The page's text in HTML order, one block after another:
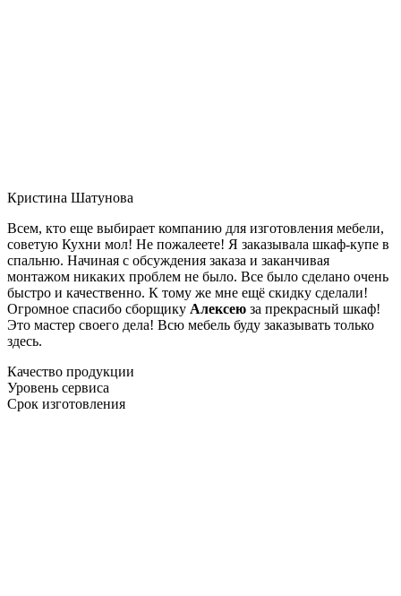
Кристина Шатунова
Всем, кто еще выбирает компанию для изготовления мебели,
советую Кухни мол! Не пожалеете! Я заказывала шкаф-купе в
спальню. Начиная с обсуждения заказа и заканчивая
монтажом никаких проблем не было. Все было сделано очень
быстро и качественно. К тому же мне ещё скидку сделали!
Огромное спасибо сборщику Алексею за прекрасный шкаф!
Это мастер своего дела! Всю мебель буду заказывать только
здесь.
Качество продукции
Уровень сервиса
Срок изготовления